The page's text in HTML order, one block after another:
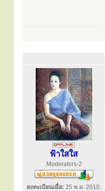
ฟ้าใสใส
Moderators-2
ลงทะเบียนเมื่อ: 25 พ.ค. 2010,